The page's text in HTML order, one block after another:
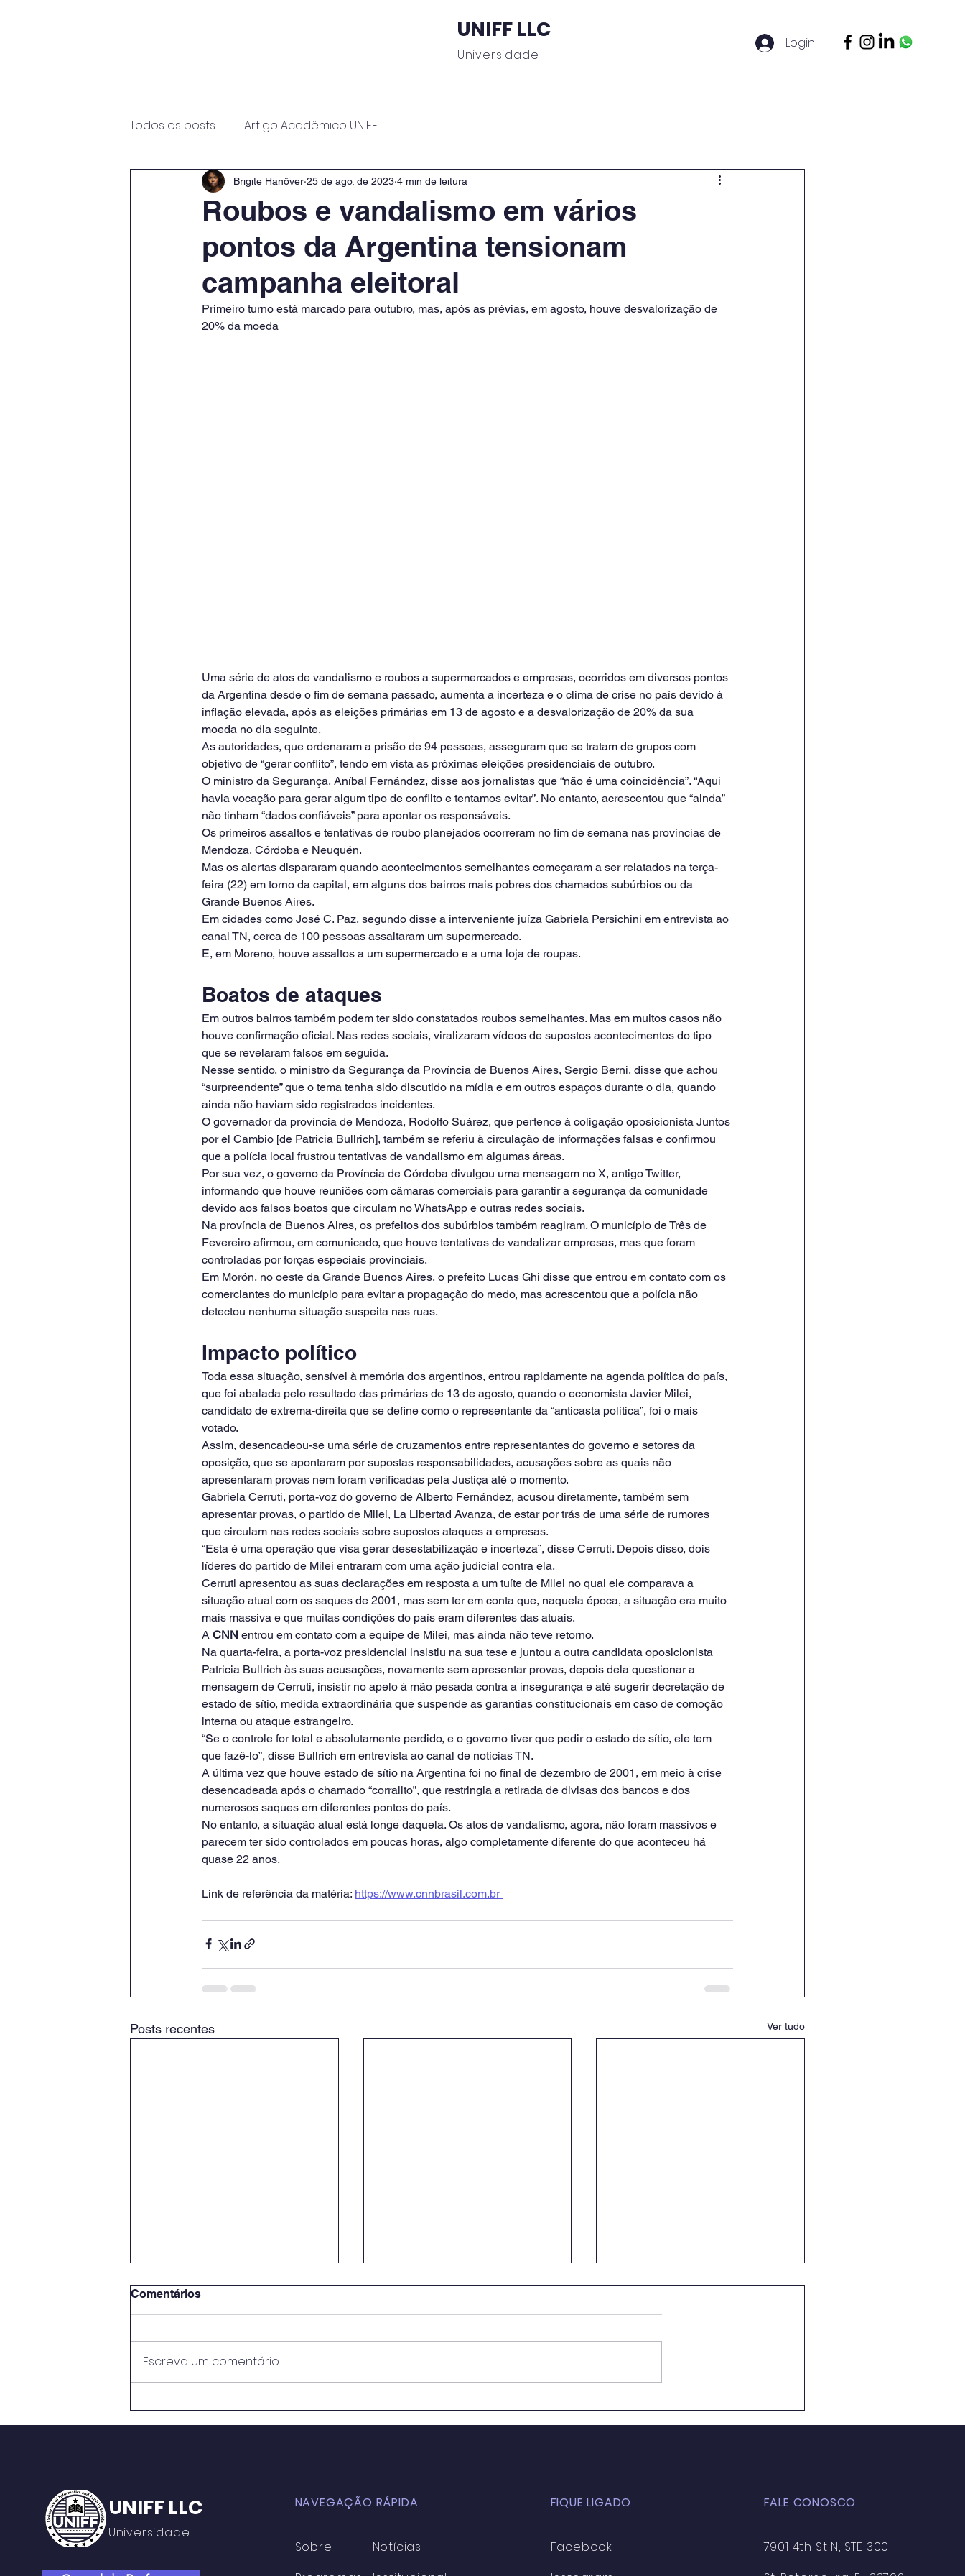
UNIFF LLC
Universidade
Login
Todos os posts Artigo Acadêmico UNIFF
Roubos e vandalismo em vários
pontos da Argentina tensionam
campanha eleitoral
Brigite Hanôver 25 de ago. de 2023 4 min de leitura
Primeiro turno está marcado para outubro, mas, após as prévias, em agosto, houve desvalorização de
20% da moeda
Uma série de atos de vandalismo e roubos a supermercados e empresas, ocorridos em diversos pontos
da Argentina desde o fim de semana passado, aumenta a incerteza e o clima de crise no país devido à
inflação elevada, após as eleições primárias em 13 de agosto e a desvalorização de 20% da sua
moeda no dia seguinte.
As autoridades, que ordenaram a prisão de 94 pessoas, asseguram que se tratam de grupos com
objetivo de “gerar conflito”, tendo em vista as próximas eleições presidenciais de outubro.
O ministro da Segurança, Aníbal Fernández, disse aos jornalistas que “não é uma coincidência”. “Aqui
havia vocação para gerar algum tipo de conflito e tentamos evitar”. No entanto, acrescentou que “ainda”
não tinham “dados confiáveis” para apontar os responsáveis.
Os primeiros assaltos e tentativas de roubo planejados ocorreram no fim de semana nas províncias de
Mendoza, Córdoba e Neuquén.
Mas os alertas dispararam quando acontecimentos semelhantes começaram a ser relatados na terça-
feira (22) em torno da capital, em alguns dos bairros mais pobres dos chamados subúrbios ou da
Grande Buenos Aires.
Em cidades como José C. Paz, segundo disse a interveniente juíza Gabriela Persichini em entrevista ao
canal TN, cerca de 100 pessoas assaltaram um supermercado.
E, em Moreno, houve assaltos a um supermercado e a uma loja de roupas.
Boatos de ataques
Em outros bairros também podem ter sido constatados roubos semelhantes. Mas em muitos casos não
houve confirmação oficial. Nas redes sociais, viralizaram vídeos de supostos acontecimentos do tipo
que se revelaram falsos em seguida.
Nesse sentido, o ministro da Segurança da Província de Buenos Aires, Sergio Berni, disse que achou
“surpreendente” que o tema tenha sido discutido na mídia e em outros espaços durante o dia, quando
ainda não haviam sido registrados incidentes.
O governador da província de Mendoza, Rodolfo Suárez, que pertence à coligação oposicionista Juntos
por el Cambio [de Patricia Bullrich], também se referiu à circulação de informações falsas e confirmou
que a polícia local frustrou tentativas de vandalismo em algumas áreas.
Por sua vez, o governo da Província de Córdoba divulgou uma mensagem no X, antigo Twitter,
informando que houve reuniões com câmaras comerciais para garantir a segurança da comunidade
devido aos falsos boatos que circulam no WhatsApp e outras redes sociais.
Na província de Buenos Aires, os prefeitos dos subúrbios também reagiram. O município de Três de
Fevereiro afirmou, em comunicado, que houve tentativas de vandalizar empresas, mas que foram
controladas por forças especiais provinciais.
Em Morón, no oeste da Grande Buenos Aires, o prefeito Lucas Ghi disse que entrou em contato com os
comerciantes do município para evitar a propagação do medo, mas acrescentou que a polícia não
detectou nenhuma situação suspeita nas ruas.
Impacto político
Toda essa situação, sensível à memória dos argentinos, entrou rapidamente na agenda política do país,
que foi abalada pelo resultado das primárias de 13 de agosto, quando o economista Javier Milei,
candidato de extrema-direita que se define como o representante da “anticasta política”, foi o mais
votado.
Assim, desencadeou-se uma série de cruzamentos entre representantes do governo e setores da
oposição, que se apontaram por supostas responsabilidades, acusações sobre as quais não
apresentaram provas nem foram verificadas pela Justiça até o momento.
Gabriela Cerruti, porta-voz do governo de Alberto Fernández, acusou diretamente, também sem
apresentar provas, o partido de Milei, La Libertad Avanza, de estar por trás de uma série de rumores
que circulam nas redes sociais sobre supostos ataques a empresas.
“Esta é uma operação que visa gerar desestabilização e incerteza”, disse Cerruti. Depois disso, dois
líderes do partido de Milei entraram com uma ação judicial contra ela.
Cerruti apresentou as suas declarações em resposta a um tuíte de Milei no qual ele comparava a
situação atual com os saques de 2001, mas sem ter em conta que, naquela época, a situação era muito
mais massiva e que muitas condições do país eram diferentes das atuais.
A CNN entrou em contato com a equipe de Milei, mas ainda não teve retorno.
Na quarta-feira, a porta-voz presidencial insistiu na sua tese e juntou a outra candidata oposicionista
Patricia Bullrich às suas acusações, novamente sem apresentar provas, depois dela questionar a
mensagem de Cerruti, insistir no apelo à mão pesada contra a insegurança e até sugerir decretação de
estado de sítio, medida extraordinária que suspende as garantias constitucionais em caso de comoção
interna ou ataque estrangeiro.
“Se o controle for total e absolutamente perdido, e o governo tiver que pedir o estado de sítio, ele tem
que fazê-lo”, disse Bullrich em entrevista ao canal de notícias TN.
A última vez que houve estado de sítio na Argentina foi no final de dezembro de 2001, em meio à crise
desencadeada após o chamado “corralito”, que restringia a retirada de divisas dos bancos e dos
numerosos saques em diferentes pontos do país.
No entanto, a situação atual está longe daquela. Os atos de vandalismo, agora, não foram massivos e
parecem ter sido controlados em poucas horas, algo completamente diferente do que aconteceu há
quase 22 anos.
Link de referência da matéria: https://www.cnnbrasil.com.br
Posts recentes Ver tudo
Comentários
Escreva um comentário
UNIFF LLC
Universidade
NAVEGAÇÃO RÁPIDA
Sobre
Notícias
FIQUE LIGADO
Facebook
FALE CONOSCO
7901 4th St N, STE 300